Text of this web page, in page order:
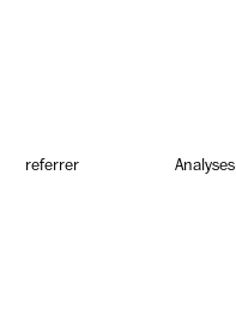
referrer Analyses